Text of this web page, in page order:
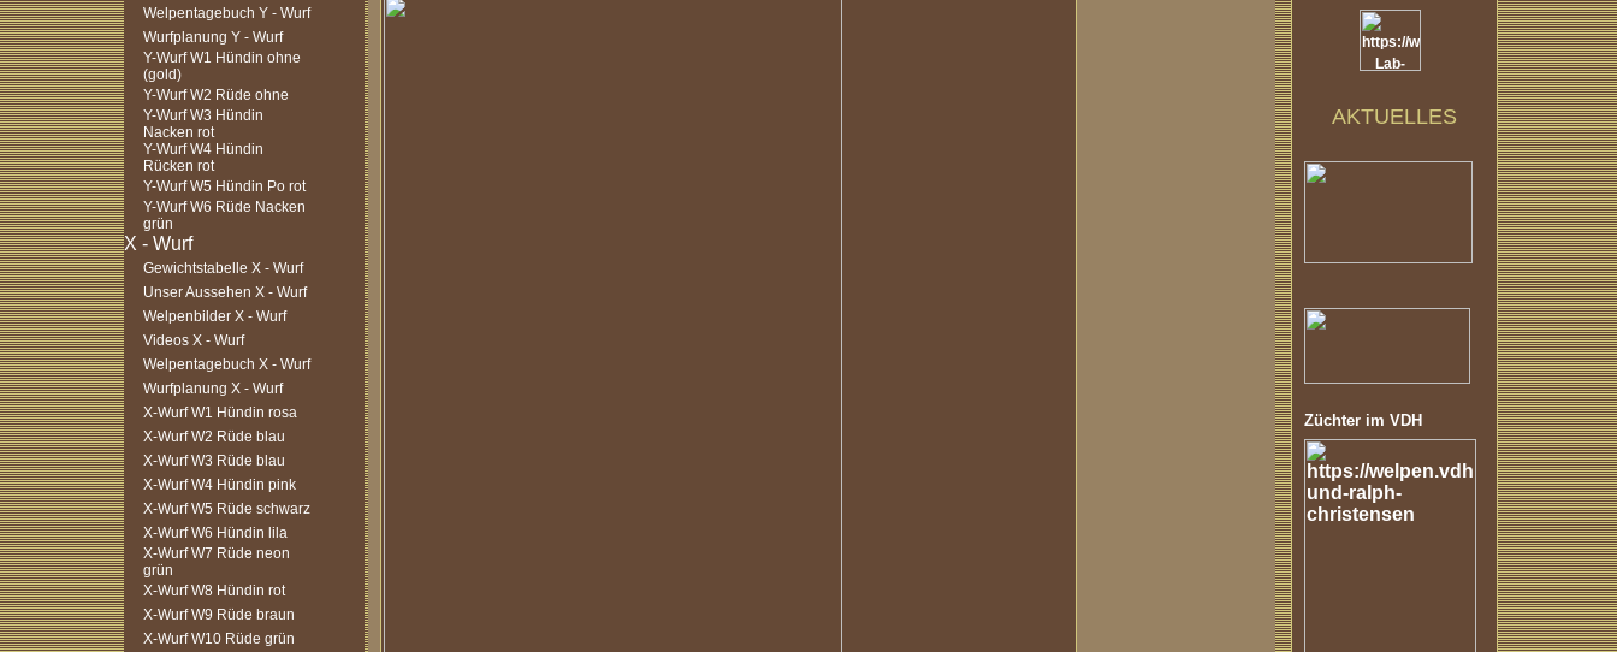
Welpentagebuch Y - Wurf
Wurfplanung Y - Wurf
Y-Wurf W1 Hündin ohne
(gold)
Y-Wurf W2 Rüde ohne
Y-Wurf W3 Hündin
Nacken rot
Y-Wurf W4 Hündin
Rücken rot
Y-Wurf W5 Hündin Po rot
Y-Wurf W6 Rüde Nacken
grün
Gewichtstabelle X - Wurf
Unser Aussehen X - Wurf
Welpenbilder X - Wurf
Videos X - Wurf
Welpentagebuch X - Wurf
Wurfplanung X - Wurf
X-Wurf W1 Hündin rosa
X-Wurf W2 Rüde blau
X-Wurf W3 Rüde blau
X-Wurf W4 Hündin pink
X-Wurf W5 Rüde schwarz
X-Wurf W6 Hündin lila
X-Wurf W7 Rüde neon
grün
X-Wurf W8 Hündin rot
X-Wurf W9 Rüde braun
X-Wurf W10 Rüde grün
AKTUELLES
Züchter im VDH